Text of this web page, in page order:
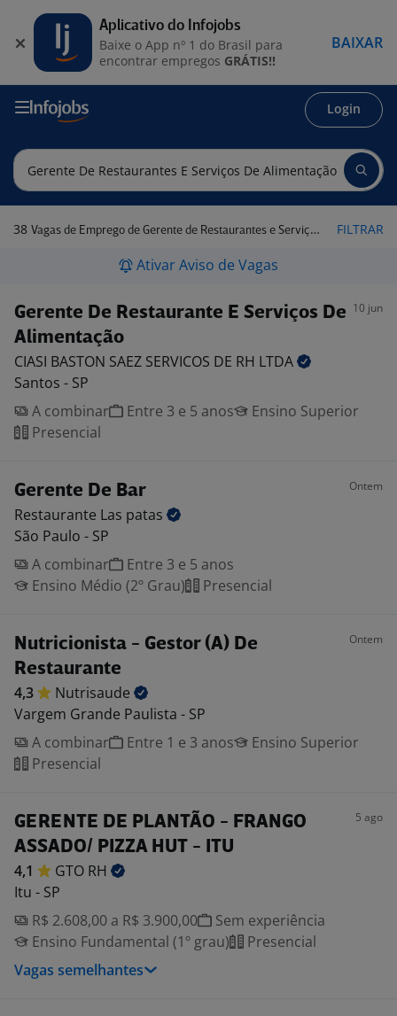
Login
38 Vagas de Emprego de Gerente de Restaurantes e Serviços de Alimentação em São Paulo FILTRAR
Ativar Aviso de Vagas
Gerente De Restaurante E Serviços De
Alimentação
10 jun
CIASI BASTON SAEZ SERVICOS DE RH LTDA
Santos - SP
A combinar
Entre 3 e 5 anos
Ensino Superior
Presencial
Gerente De Bar Ontem
Restaurante Las patas
São Paulo - SP
A combinar
Entre 3 e 5 anos
Ensino Médio (2º Grau)
Presencial
Nutricionista - Gestor (A) De
Restaurante
Ontem
4,3
Nutrisaude
Vargem Grande Paulista - SP
A combinar
Entre 1 e 3 anos
Ensino Superior
Presencial
GERENTE DE PLANTÃO - FRANGO
ASSADO/ PIZZA HUT - ITU
5 ago
4,1 GTO RH
Itu - SP
R$ 2.608,00 a R$ 3.900,00
Sem experiência
Ensino Fundamental (1º grau)
Presencial
Vagas semelhantes
Aplicativo do Infojobs
Baixe o App nº 1 do Brasil para
encontrar empregos GRÁTIS!!
BAIXAR